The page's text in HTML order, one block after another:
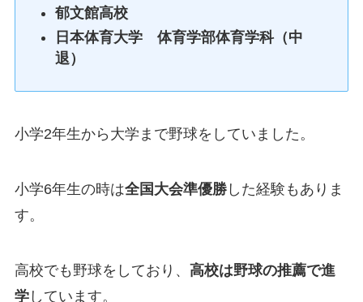
郁文館高校
日本体育大学 体育学部体育学科（中
退）
小学2年生から大学まで野球をしていました。
小学6年生の時は全国大会準優勝した経験もありま
す。
高校でも野球をしており、 高校は野球の推薦で進
学しています。